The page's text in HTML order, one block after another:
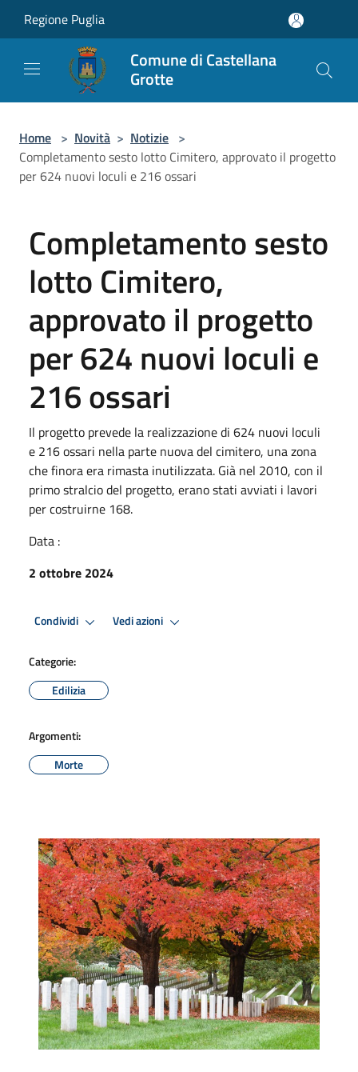
Regione Puglia
Comune di Castellana
Grotte
Home > Novità > Notizie >
Completamento sesto lotto Cimitero, approvato il progetto
per 624 nuovi loculi e 216 ossari
Completamento sesto
lotto Cimitero,
approvato il progetto
per 624 nuovi loculi e
216 ossari
Il progetto prevede la realizzazione di 624 nuovi loculi
e 216 ossari nella parte nuova del cimitero, una zona
che finora era rimasta inutilizzata. Già nel 2010, con il
primo stralcio del progetto, erano stati avviati i lavori
per costruirne 168.
Data :
2 ottobre 2024
Condividi Vedi azioni
Categorie:
Edilizia
Argomenti:
Morte